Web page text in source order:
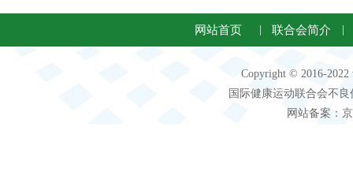
网站首页 联合会简介
Copyright © 2016-
国际健康运动联合会不
网站备案：